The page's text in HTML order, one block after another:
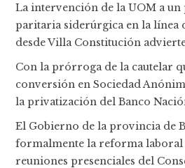
La intervención de la UOM a un
paritaria siderúrgica en la línea
desde Villa Constitución
Con la prórroga de la cautelar
conversión en Sociedad
la privatización del Banco
El Gobierno de la provincia de
formalmente la reforma
reuniones presenciales del